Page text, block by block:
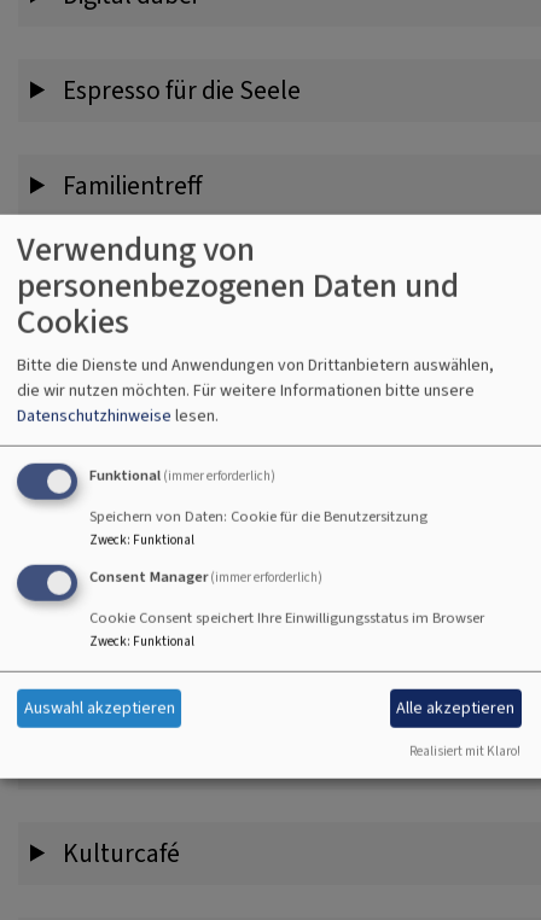
Espresso für die Seele
Familientreff
Fairteiler
Familienhaus-Spielplatz
Frauen-Gymnastik
Freitagstreff für Menschen mit Handicap
Karate 60+
Kulturcafé
Verwendung von
personenbezogenen Daten und
Cookies
Bitte die Dienste und Anwendungen von Drittanbietern auswählen,
die wir nutzen möchten. Für weitere Informationen bitte unsere
Datenschutzhinweise lesen.
Funktional (immer erforderlich)
Speichern von Daten: Cookie für die Benutzersitzung
Zweck: Funktional
Consent Manager (immer erforderlich)
Cookie Consent speichert Ihre Einwilligungsstatus im Browser
Zweck: Funktional
Auswahl akzeptieren Alle akzeptieren
Realisiert mit Klaro!